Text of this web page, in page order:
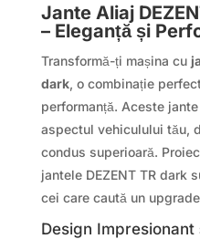
Jante Aliaj
– Eleganță și
Transformă-ți mașina cu
dark, o combinație
performanță. Aceste
aspectul vehiculului tău,
condus superioară.
jantele DEZENT TR dark
cei care caută un
Design Impresionant